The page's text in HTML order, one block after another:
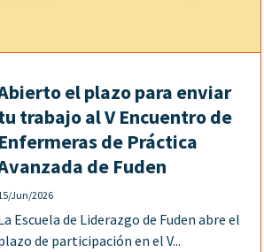
el plazo para enviar
trabajo al V Encuentro de
Enfermeras de Práctica
de Fuden
Jun/2026
Escuela de Liderazgo de Fuden abre el
de participación en el V...